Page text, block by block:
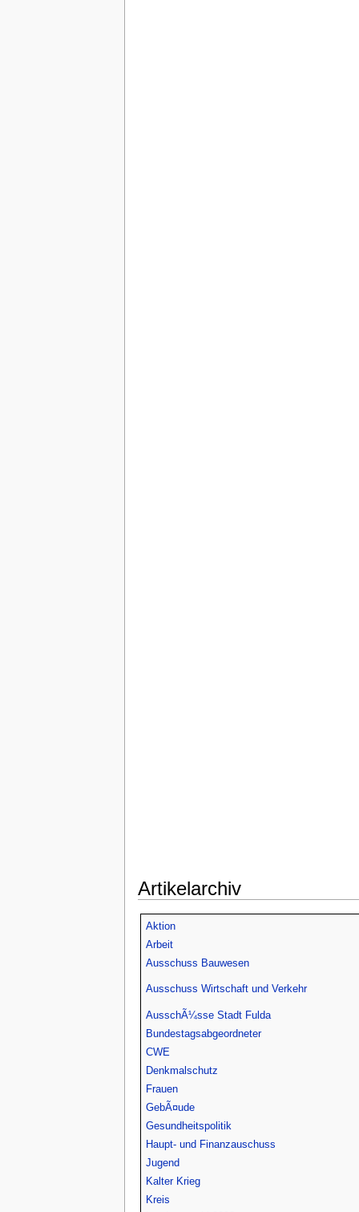
Artikelarchiv
Aktion
Arbeit
Ausschuss Bauwesen
Ausschuss Wirtschaft und Verkehr
AusschÃ¼sse Stadt Fulda
Bundestagsabgeordneter
CWE
Denkmalschutz
Frauen
GebÃ¤ude
Gesundheitspolitik
Haupt- und Finanzauschuss
Jugend
Kalter Krieg
Kreis